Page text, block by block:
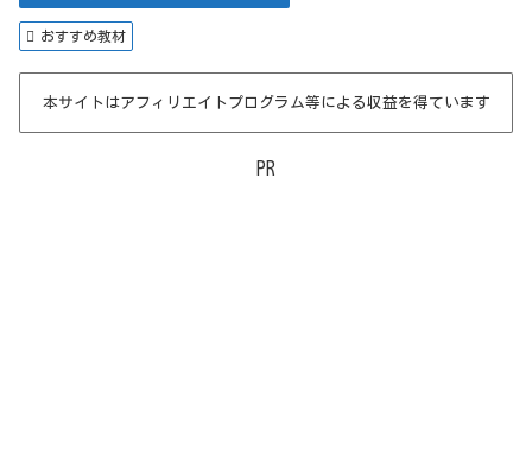
おすすめ教材
本サイトはアフィリエイトプログラム等による収益を得ています
PR